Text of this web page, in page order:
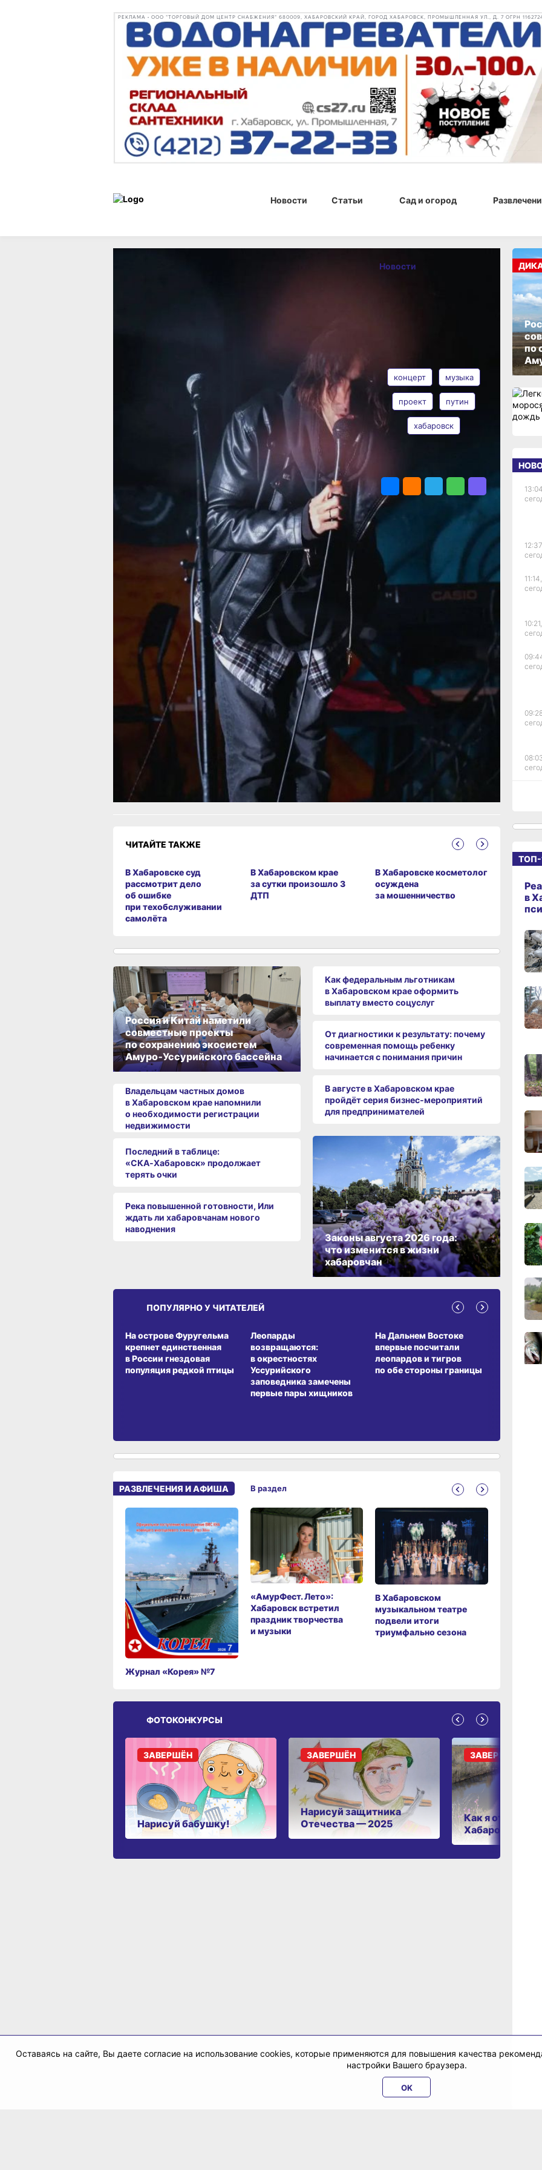
РЕКЛАМА • ООО "ТОРГОВЫЙ ДОМ ЦЕНТР СНАБЖЕНИЯ" 680009, ХАБАРОВСКИЙ КРАЙ, ГОРОД ХАБАРОВСК, ПРОМЫШЛЕННАЯ УЛ., Д. 7 ОГРН
Новости Статьи Сад и огород
Первый уличный концерт с этномузыкой
посетили более 500 человек
Официальный канал комитета по
информационной политике и массовым
коммуникациям Правительства
Хабаровского края
Комитет по информационной политике
и массовым коммуникациям
правительства Хабаровского края
сообщил о старте проекта «Шуми, Восток.
Соседи» (16+). Первый уличный концерт
собрал более пятисот зрителей.
Артист МА ГАК ПА представил программу,
в которой аутентичные нанайские песни
соединились с экспериментальной
электроникой. Артистка ГЯВУК вместе
с молодёжным ансамблем национального
танца «ЭРКУ» исполнила песни
на эвенском языке.
Проект реализуется при поддержке
Президентского фонда культурных
инициатив. В правительстве края отметили
особую ценность знакомства с культурой
коренных малочисленных народов севера
Хабаровского края в 2026 году — Году
единства народов России, объявленном
Президентом РФ Владимиром Путиным.
Ярмарка вакансий для подростков
пройдёт в Хабаровске
Читайте нас в соцсетях:
ВКонтакте,
Одноклассники,
Телеграм
Яндекс.Дзен
МАКС
Как вам материал?
Огонь!
Удивило
Грустно
Злость Разочарование
Новости
Таисия
Субботина
концерт музыка
проект путин
хабаровск
ЧИТАЙТЕ ТАКЖЕ
В Хабаровске суд
рассмотрит дело
об ошибке
при техобслуживании
самолёта
В Хабаровском крае
за сутки произошло 3
ДТП
В Хабаровске косметолог
осуждена
за мошенничество
11
Россия и Китай наметили
совместные проекты
по сохранению экосистем
Амуро‑Уссурийского бассейна
Владельцам частных домов
в Хабаровском крае напомнили
о необходимости регистрации
недвижимости
Последний в таблице:
«СКА‑Хабаровск» продолжает
терять очки
Река повышенной готовности, Или
ждать ли хабаровчанам нового
наводнения
Как федеральным льготникам
в Хабаровском крае оформить
выплату вместо соцуслуг
От диагностики к результату: почему
современная помощь ребенку
начинается с понимания причин
В августе в Хабаровском крае
пройдёт серия бизнес‑мероприятий
для предпринимателей
Законы августа 2026 года:
что изменится в жизни
хабаровчан
ПОПУЛЯРНО У ЧИТАТЕЛЕЙ
На острове Фуругельма
крепнет единственная
в России гнездовая
популяция редкой птицы
Леопарды
возвращаются:
в окрестностях
Уссурийского
заповедника замечены
первые пары хищников
На Дальнем Востоке
впервые посчитали
леопардов и тигров
по обе стороны границы
ЗЕМЛЯКИ
РАЗВЛЕЧЕНИЯ И АФИША
Журнал «Корея» №7
«АмурФест. Лето»:
Хабаровск встретил
праздник творчества
и музыки
В Хабаровском
музыкальном театре
подвели итоги
триумфально сезона
В раздел
ФОТОКОНКУРСЫ
Нарисуй бабушку!
ЗАВЕРШЁН
Нарисуй защитника
Отечества — 2025
ЗАВЕРШЁН
Как я отдыхаю в
Хабаровском
ЗАВЕРШЁН
по
11:14,
10:21,
вчера
ТОП-
в
Оставаясь на сайте, Вы даете согласие на использование cookies, которые применяются для повышения качества
настройки Вашего браузера.
OK